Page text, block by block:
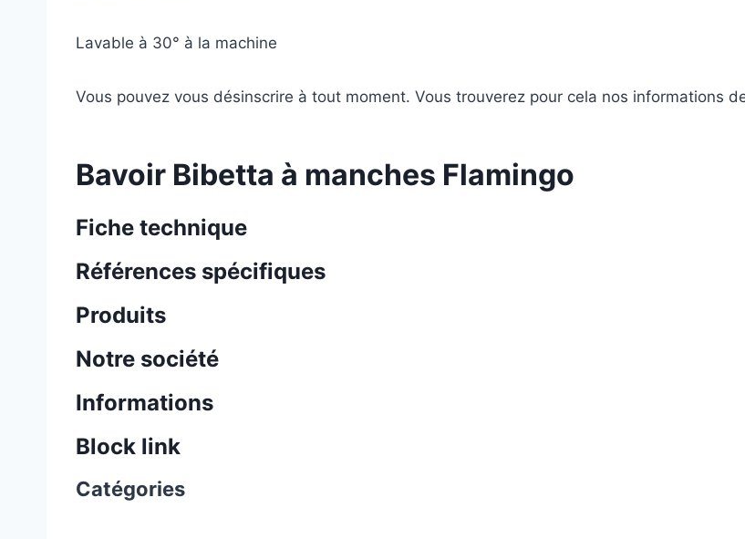
Lavable à 30° à la machine
Vous pouvez vous désinscrire à tout moment. Vous trouverez pour cela nos informations
Bavoir Bibetta à manches Flamingo
Fiche technique
Références spécifiques
Produits
Notre société
Informations
Block link
Catégories